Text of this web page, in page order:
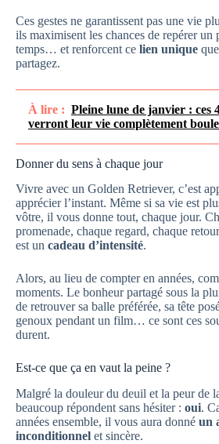
Ces gestes ne garantissent pas une vie
ils maximisent les chances de repérer un
temps… et renforcent ce lien unique
partagez.
À lire : Pleine lune de janvier : ces
verront leur vie complètement
Donner du sens à chaque jour
Vivre avec un Golden Retriever, c’est
apprécier l’instant. Même si sa vie est
vôtre, il vous donne tout, chaque jour.
promenade, chaque regard, chaque
est un cadeau d’intensité.
Alors, au lieu de compter en années,
moments. Le bonheur partagé sous la
de retrouver sa balle préférée, sa tête
genoux pendant un film… ce sont ces
durent.
Est-ce que ça en vaut la peine ?
Malgré la douleur du deuil et la peur de
beaucoup répondent sans hésiter : oui.
années ensemble, il vous aura donné un
inconditionnel et sincère.